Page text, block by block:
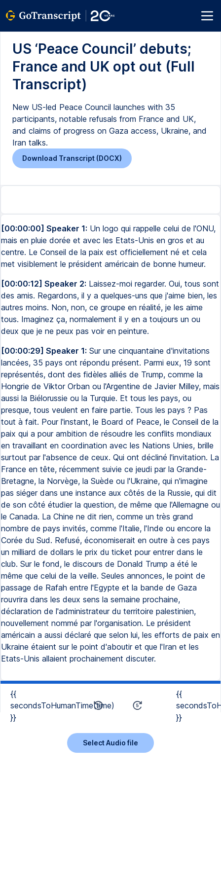
US ‘Peace Council’ debuts;
France and UK opt out (Full
Transcript)
New US-led Peace Council launches with 35
participants, notable refusals from France and UK,
and claims of progress on Gaza access, Ukraine, and
Iran talks.
Download Transcript (DOCX)
[00:00:00] Speaker 1: Un logo qui rappelle celui de l'ONU,
mais en pluie dorée et avec les Etats-Unis en gros et au
centre. Le Conseil de la paix est officiellement né et cela
met visiblement le président américain de bonne humeur.
[00:00:12] Speaker 2: Laissez-moi regarder. Oui, tous sont
des amis. Regardons, il y a quelques-uns que j'aime bien, les
autres moins. Non, non, ce groupe en réalité, je les aime
tous. Imaginez ça, normalement il y en a toujours un ou
deux que je ne peux pas voir en peinture.
[00:00:29] Speaker 1: Sur une cinquantaine d'invitations
lancées, 35 pays ont répondu présent. Parmi eux, 19 sont
représentés, dont des fidèles alliés de Trump, comme la
Hongrie de Viktor Orban ou l'Argentine de Javier Milley, mais
aussi la Biélorussie ou la Turquie. Et tous les pays, ou
presque, tous veulent en faire partie. Tous les pays ? Pas
tout à fait. Pour l'instant, le Board of Peace, le Conseil de la
paix qui a pour ambition de résoudre les conflits mondiaux
en travaillant en coordination avec les Nations Unies, brille
surtout par l'absence de ceux. Qui ont décliné l'invitation. La
France en tête, récemment suivie ce jeudi par la Grande-
Bretagne, la Norvège, la Suède ou l'Ukraine, qui n'imagine
pas siéger dans une instance aux côtés de la Russie, qui dit
de son côté étudier la question, de même que l'Allemagne ou
le Canada. La Chine ne dit rien, comme un très grand
nombre de pays invités, comme l'Italie, l'Inde ou encore la
Corée du Sud. Refusé, économiserait en outre à ces pays
un milliard de dollars le prix du ticket pour entrer dans le
club. Sur le fond, le discours de Donald Trump a été le
même que celui de la veille. Seules annonces, le point de
passage de Rafah entre l'Egypte et la bande de Gaza
rouvrira dans les deux sens la semaine prochaine,
déclaration de l'administrateur du territoire palestinien,
nouvellement nommé par l'organisation. Le président
américain a aussi déclaré que selon lui, les efforts de paix en
Ukraine étaient sur le point d'aboutir et que l'Iran et les
Etats-Unis allaient prochainement discuter.
{{
secondsToHumanTime(time)
}}
{{
}}
Select Audio file